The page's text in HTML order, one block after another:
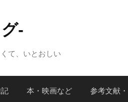
-
て、いとおしい
本・映画など 参考文献